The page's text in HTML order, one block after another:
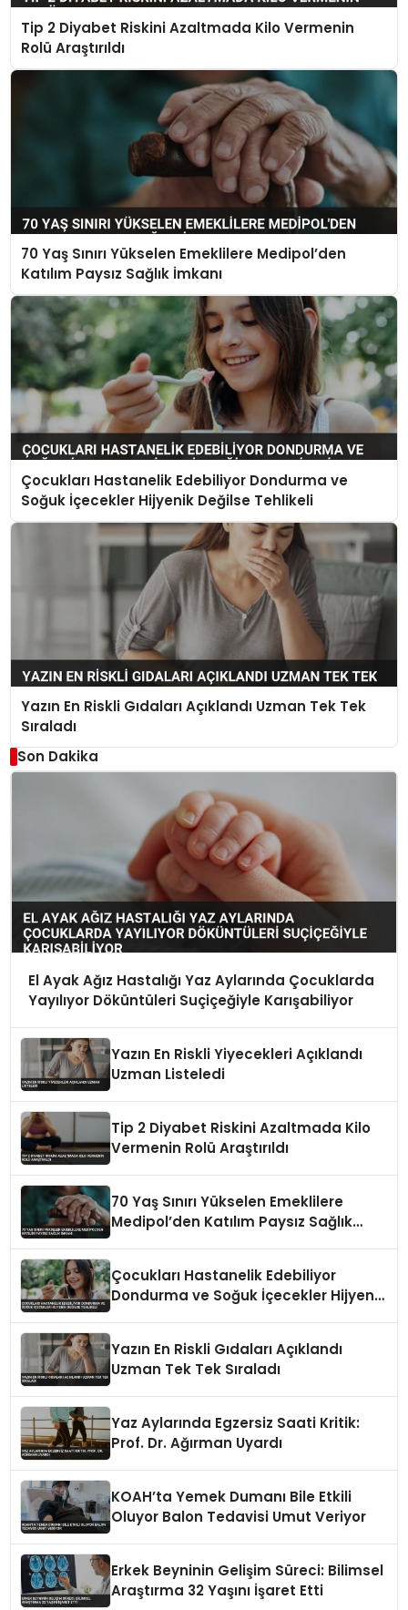
Tip 2 Diyabet Riskini Azaltmada Kilo Vermenin
Rolü Araştırıldı
70 Yaş Sınırı Yükselen Emeklilere Medipol’den
Katılım Paysız Sağlık İmkanı
Çocukları Hastanelik Edebiliyor Dondurma ve
Soğuk İçecekler Hijyenik Değilse Tehlikeli
Yazın En Riskli Gıdaları Açıklandı Uzman Tek Tek
Sıraladı
Son Dakika
El Ayak Ağız Hastalığı Yaz Aylarında Çocuklarda
Yayılıyor Döküntüleri Suçiçeğiyle Karışabiliyor
Yazın En Riskli Yiyecekleri Açıklandı
Uzman Listeledi
Tip 2 Diyabet Riskini Azaltmada Kilo
Vermenin Rolü Araştırıldı
70 Yaş Sınırı Yükselen Emeklilere
Medipol’den Katılım Paysız Sağlık
Çocukları Hastanelik Edebiliyor
Dondurma ve Soğuk İçecekler Hijyenik
Yazın En Riskli Gıdaları Açıklandı
Uzman Tek Tek Sıraladı
Yaz Aylarında Egzersiz Saati Kritik:
Prof. Dr. Ağırman Uyardı
KOAH’ta Yemek Dumanı Bile Etkili
Oluyor Balon Tedavisi Umut Veriyor
Erkek Beyninin Gelişim Süreci: Bilimsel
Araştırma 32 Yaşını İşaret Etti